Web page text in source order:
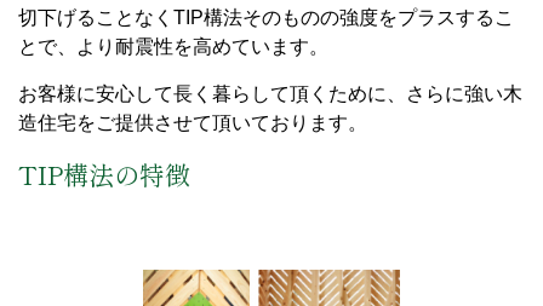
切下げることなくTIP構法そのものの強度をプラスするこ
とで、より耐震性を高めています。
お客様に安心して長く暮らして頂くために、さらに強い木
造住宅をご提供させて頂いております。
TIP構法の特徴